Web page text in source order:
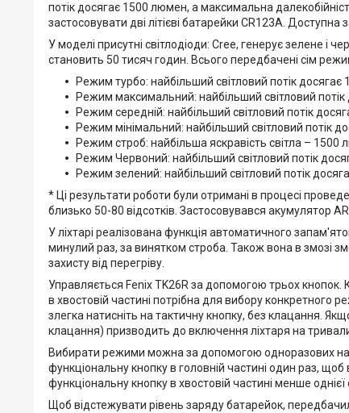
потік досягає 1500 люмен, а максимальна
застосовувати дві літієві батарейки CR123A.
У моделі присутні світлодіоди: Cree, генерує зелене і
становить 50 тисяч годин. Всього передбачені сім
Режим турбо: найбільший світловий потік досягає
Режим максимальний: найбільший світловий потік
Режим середній: найбільший світловий потік
Режим мінімальний: найбільший світловий потік
Режим строб: найбільша яскравість світла – 1500
Режим Червоний: найбільший світловий потік
Режим зелений: найбільший світловий потік
* Ці результати роботи були отримані в процесі
близько 50-80 відсотків. Застосовувався акумулятор
У ліхтарі реалізована функція автоматичного
минулий раз, за винятком строба. Також вона в змозі
захисту від перегріву.
Управляється Fenix TK26R за допомогою трьох
в хвостовій частині потрібна для вибору конкретного
злегка натисніть на тактичну кнопку, без клацання.
клацання) призводить до включення ліхтаря на
Вибирати режими можна за допомогою одноразових
функціональну кнопку в головній частині один раз,
функціональну кнопку в хвостовій частині менше
Щоб відстежувати рівень заряду батарейок,